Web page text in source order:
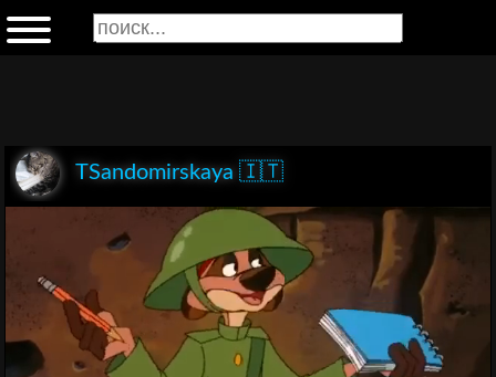
TSandomirskaya 🇮🇹